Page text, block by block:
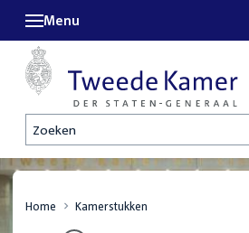
Zoeken
Menu
Home Kamerstukken